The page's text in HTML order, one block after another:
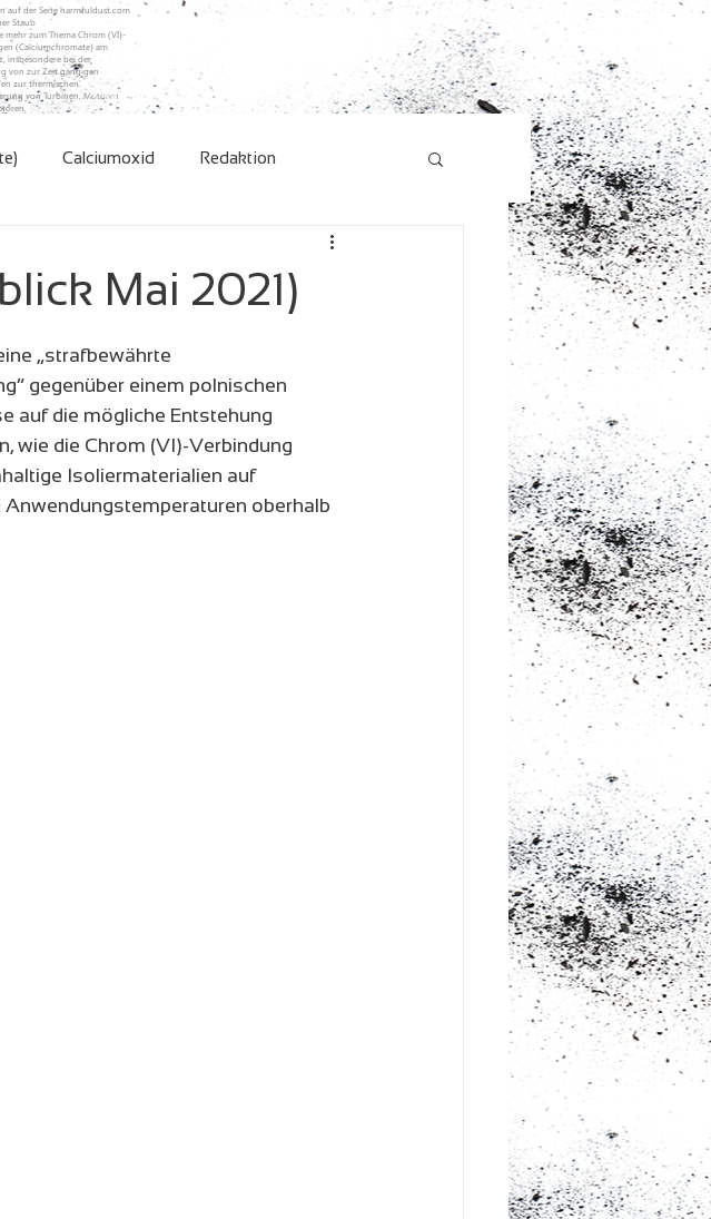
auf der Seite harmfuldust.com
Staub
mehr zum Thema Chrom (VI)-
(Calciumchromate) am
insbesondere bei der
von zur Zeit gängigen
zur thermischen
von Turbinen, Motoren
Magazin
Calciumoxid Redaktion
Mai 2021)
„strafbewährte
gegenüber einem polnischen
auf die mögliche Entstehung
wie die Chrom (VI)-Verbindung
Isoliermaterialien auf
oberhalb